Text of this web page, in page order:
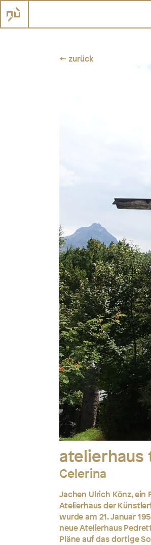
← zurück
atelierhaus
Celerina
Jachen Ulrich Könz, ein
Atelierhaus der
wurde am 21. Januar
neue Atelierhaus
Pläne auf das dortige